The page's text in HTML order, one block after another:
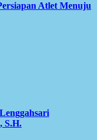
Atlet Menuju
S.H.